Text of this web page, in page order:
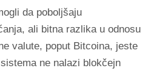
da poboljšaju
ali bitna razlika u odnosu
valute, poput Bitcoina, jeste
ne nalazi blokčejn